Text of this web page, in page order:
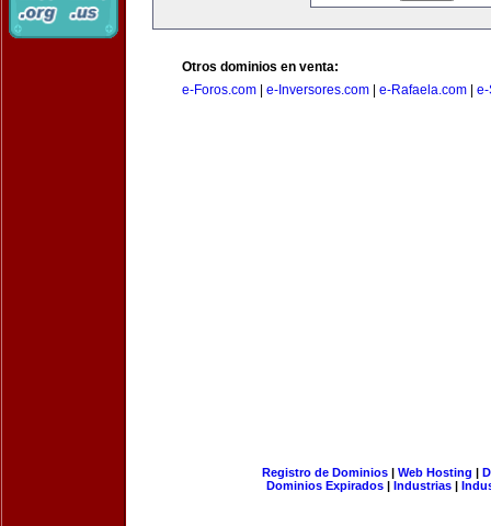
Otros dominios en venta:
e-Foros.com
e-Inversores.com e-Rafaela.com e-
Registro de Dominios| Web Hosting |
Dominios Expirados | Industrias |